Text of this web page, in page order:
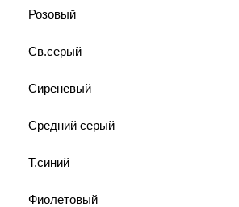
Розовый
Св.серый
Сиреневый
Средний серый
Т.синий
Фиолетовый